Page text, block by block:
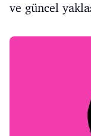
ve güncel